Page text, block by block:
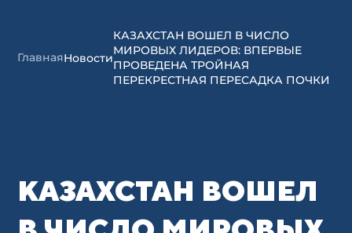
ГлавнаяНовости
КАЗАХСТАН ВОШЕЛ В ЧИСЛО
МИРОВЫХ ЛИДЕРОВ: ВПЕРВЫЕ
ПРОВЕДЕНА ТРОЙНАЯ
ПЕРЕКРЕСТНАЯ ПЕРЕСАДКА ПОЧКИ
КАЗАХСТАН ВОШЕЛ